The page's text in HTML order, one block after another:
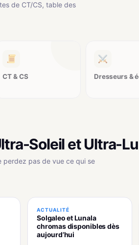
de CT/CS, table des
CT & CS Dresseurs &
Soleil et Ultra-
perdez pas de vue ce qui se
ACTUALITÉ
Solgaleo et Lunala
chromas disponibles dès
aujourd’hui